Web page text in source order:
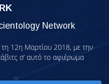
Network
12η Μαρτίου 2018, με την
σ’ αυτό το αφιέρωμα